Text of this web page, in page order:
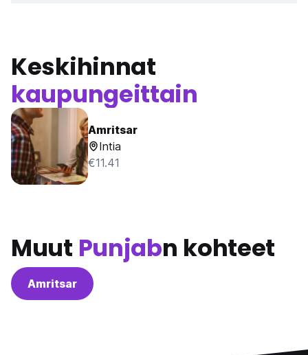
Keskihinnat
kaupungeittain
Amritsar
Intia
€11.41
Muut Punjabn kohteet
Amritsar